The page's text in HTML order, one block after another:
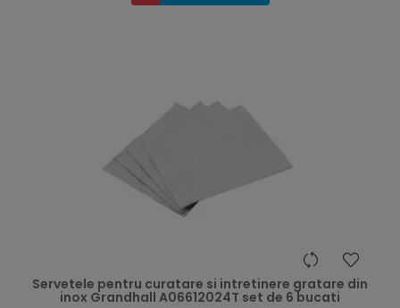
Servetele pentru curatare si intretinere gratare din
inox Grandhall A06612024T set de 6 bucati